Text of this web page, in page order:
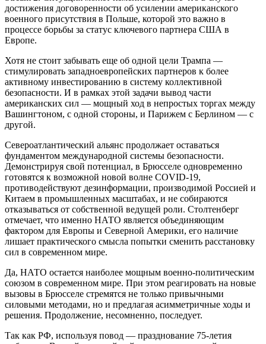
достижения договоренности об усилении американского
военного присутствия в Польше, которой это важно в
процессе борьбы за статус ключевого партнера США в
Европе.
Хотя не стоит забывать еще об одной цели Трампа —
стимулировать западноевропейских партнеров к более
активному инвестированию в систему коллективной
безопасности. И в рамках этой задачи вывод части
американских сил — мощный ход в непростых торгах между
Вашингтоном, с одной стороны, и Парижем с Берлином — с
другой.
Североатлантический альянс продолжает оставаться
фундаментом международной системы безопасности.
Демонстрируя свой потенциал, в Брюсселе одновременно
готовятся к возможной новой волне COVID-19,
противодействуют дезинформации, производимой Россией и
Китаем в промышленных масштабах, и не собираются
отказываться от собственной ведущей роли. Столтенберг
отмечает, что именно НАТО является объединяющим
фактором для Европы и Северной Америки, его наличие
лишает практического смысла попытки сменить расстановку
сил в современном мире.
Да, НАТО остается наиболее мощным военно-политическим
союзом в современном мире. При этом реагировать на новые
вызовы в Брюсселе стремятся не только привычными
силовыми методами, но и предлагая асимметричные ходы и
решения. Продолжение, несомненно, последует.
Так как РФ, используя повод — празднование 75-летия